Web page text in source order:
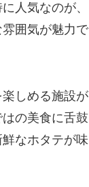
人気なのが、
囲気が魅力で
しめる施設が
の美食に舌鼓
なホタテが味